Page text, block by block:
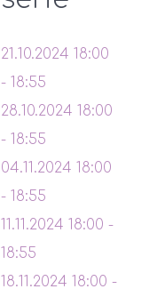
21.10.2024 18:00
- 18:55
28.10.2024 18:00
- 18:55
04.11.2024 18:00
- 18:55
11.11.2024 18:00 -
18:55
18.11.2024 18:00 -